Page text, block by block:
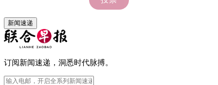
新闻速递
订阅新闻速递，洞悉时代脉搏。